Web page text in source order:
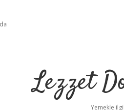
Lezzet
Yemekle